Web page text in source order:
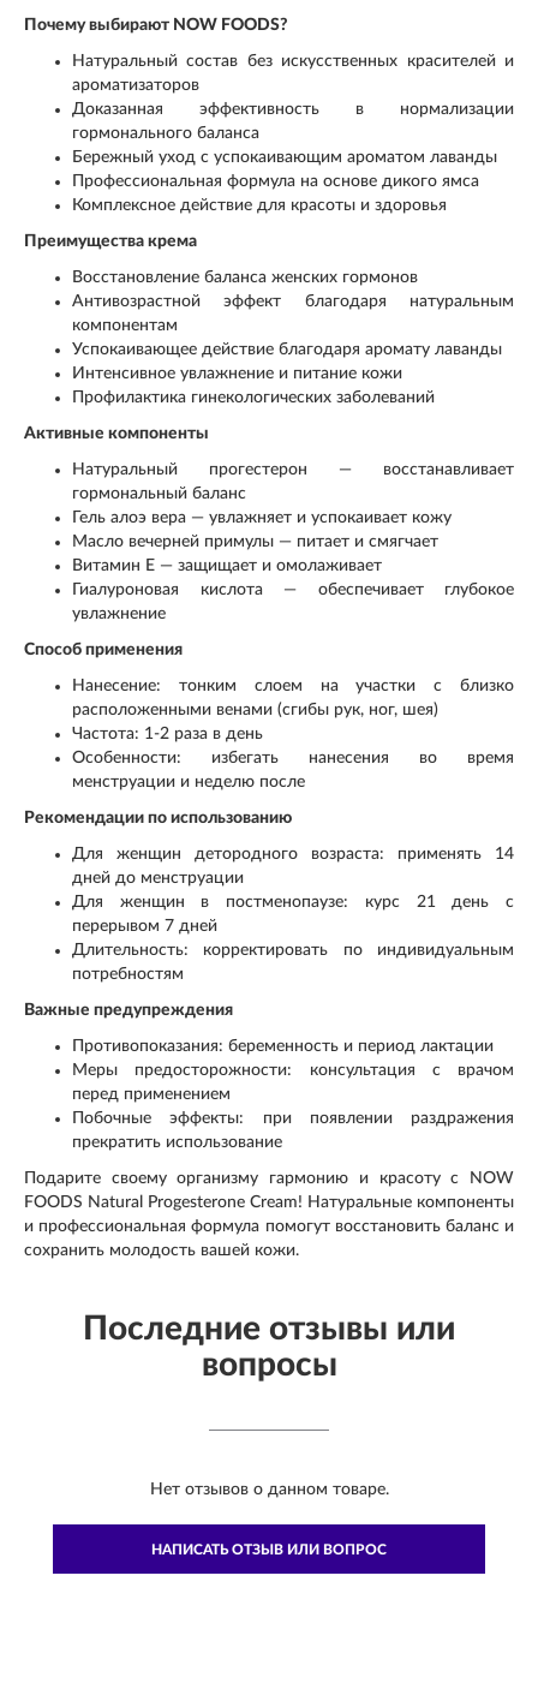
Почему выбирают NOW FOODS?
Натуральный состав без искусственных красителей и
ароматизаторов
Доказанная эффективность в нормализации
гормонального баланса
Бережный уход с успокаивающим ароматом лаванды
Профессиональная формула на основе дикого ямса
Комплексное действие для красоты и здоровья
Преимущества крема
Восстановление баланса женских гормонов
Антивозрастной эффект благодаря натуральным
компонентам
Успокаивающее действие благодаря аромату лаванды
Интенсивное увлажнение и питание кожи
Профилактика гинекологических заболеваний
Активные компоненты
Натуральный прогестерон — восстанавливает
гормональный баланс
Гель алоэ вера — увлажняет и успокаивает кожу
Масло вечерней примулы — питает и смягчает
Витамин Е — защищает и омолаживает
Гиалуроновая кислота — обеспечивает глубокое
увлажнение
Способ применения
Нанесение: тонким слоем на участки с близко
расположенными венами (сгибы рук, ног, шея)
Частота: 1-2 раза в день
Особенности: избегать нанесения во время
менструации и неделю после
Рекомендации по использованию
Для женщин детородного возраста: применять 14
дней до менструации
Для женщин в постменопаузе: курс 21 день с
перерывом 7 дней
Длительность: корректировать по индивидуальным
потребностям
Важные предупреждения
Противопоказания: беременность и период лактации
Меры предосторожности: консультация с врачом
перед применением
Побочные эффекты: при появлении раздражения
прекратить использование
Подарите своему организму гармонию и красоту с NOW
FOODS Natural Progesterone Cream! Натуральные компоненты
и профессиональная формула помогут восстановить баланс и
сохранить молодость вашей кожи.
Последние отзывы или
вопросы
Нет отзывов о данном товаре.
НАПИСАТЬ ОТЗЫВ ИЛИ ВОПРОС